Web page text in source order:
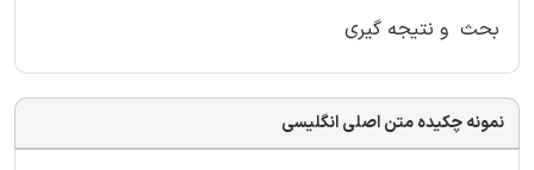
بحث و نتیجه گیری
نمونه چکیده متن اصلی انگلیسی